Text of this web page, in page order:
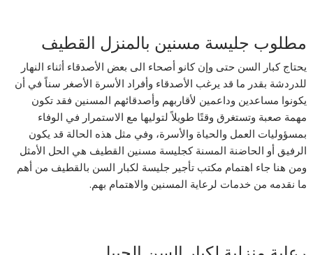
مطلوب جليسة مسنين بالمنزل القطيف
يحتاج كبار السن حتى وإن كانو أصحاء الى بعض الأصدقاء أثناء النهار
للدردشة بقدر ما قد يرغب الأصدقاء وأفراد الأسرة الأصغر سناً في أن
يكونوا مساعدين وداعمين لأقاربهم وأصدقائهم المسنين فقد تكون
مهمة صعبة وتستغرق وقتًا طويلاً لتوليها مع الاستمرار في الوفاء
بمسؤوليات العمل والحياة والأسرة، وفي مثل هذه الحالة قد يكون
الرفيق أو الحاضنة المسنة كجليسة مسنين القطيف هي الحل الأمثل
ومن هنا جاء اهتمام مكتب تأجير جليسة لكبار السن بالقطيف من أهم
ما نقدمه من خدمات لرعاية المسنين والاهتمام بهم.